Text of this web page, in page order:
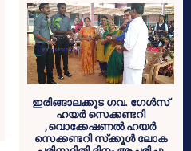
ഇരിങ്ങാലക്കൂട ഗവ. ഗേള്‍സ്
ഹയര്‍ സെക്കണ്ടറി
,വൊക്കേഷണല്‍ ഹയര്‍
സെക്കണ്ടറി സ്‌ക്കൂള്‍ ലോക